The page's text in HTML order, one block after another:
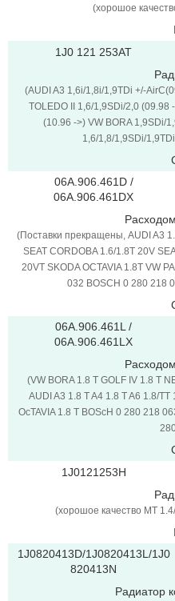
(хорошое
1J0 121 253AT
(AUDI A3 1,6i/1,8i/1,9TDi +/-
TOLEDO II 1,6/1,9SDi/2,0 (09.98
(10.96 ->) VW BORA 1,9SDi/
1,6/1,8/1,9SDi/
06A.906.461D /
06A.906.461DX
(Поставки прекращены, AUDI A3
SEAT CORDOBA 1.6/1.8T 20V
20VT SKODA OCTAVIA 1.8T VW
032 BOSCH 0 280 218
06A.906.461L /
06A.906.461LX
(VW BORA 1.8 T GOLF IV 1.8 T
AUDI A3 1.8 T A4 1.8 T A6 1.8/
OcTAVIA 1.8 T BOScH 0 280 218
1J0121253H
(хорошое качество MT
1J0820413D/1J0820413L/1J0
820413N
Радиатор